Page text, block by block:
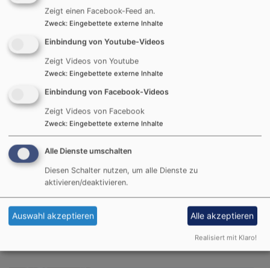
So, 23.8. 10-11 Uhr
Gottesdienst
Pfarrer Dr. Philipp Beyhl
Zeigt einen Facebook-Feed an.
Zweck: Eingebettete externe Inhalte
Einbindung von Youtube-Videos
Zeigt Videos von Youtube
Zweck: Eingebettete externe Inhalte
Einbindung von Facebook-Videos
Zeigt Videos von Facebook
Zweck: Eingebettete externe Inhalte
Alle Dienste umschalten
Diesen Schalter nutzen, um alle Dienste zu
aktivieren/deaktivieren.
Auswahl akzeptieren Alle akzeptieren
Realisiert mit Klaro!